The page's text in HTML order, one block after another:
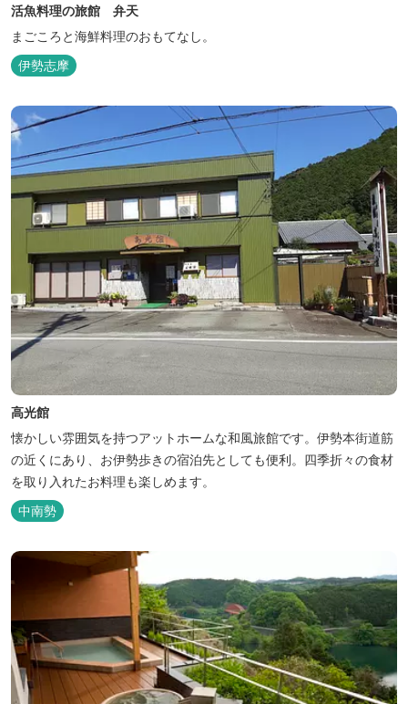
活魚料理の旅館 弁天
まごころと海鮮料理のおもてなし。
伊勢志摩
高光館
懐かしい雰囲気を持つアットホームな和風旅館です。伊勢本街道筋
の近くにあり、お伊勢歩きの宿泊先としても便利。四季折々の食材
を取り入れたお料理も楽しめます。
中南勢